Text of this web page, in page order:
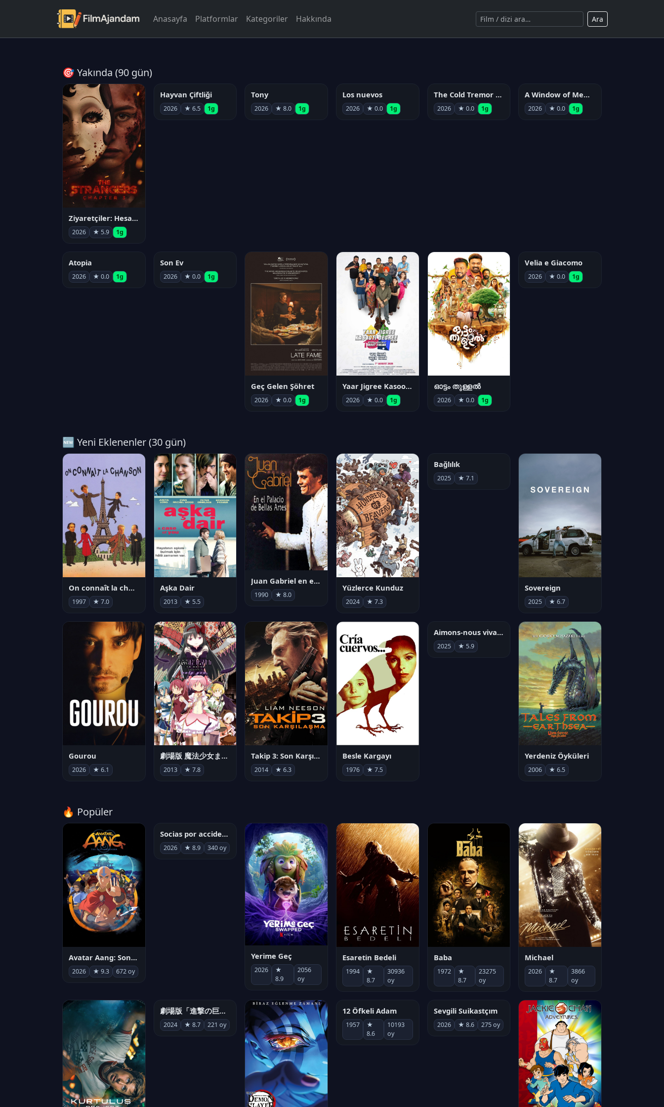
Anasayfa Platformlar Kategoriler Hakkında Ara
🎯 Yakında (90 gün)
Ziyaretçiler: Hesaplaşma
2026 ★ 5.9 1g
Hayvan Çiftliği
2026 ★ 6.5 1g
Tony
2026 ★ 8.0 1g
Los nuevos
2026 ★ 0.0 1g
The Cold Tremor Experiment
2026 ★ 0.0 1g
A Window of Memories
2026 ★ 0.0 1g
Atopia
2026 ★ 0.0 1g
Son Ev
2026 ★ 0.0 1g
Geç Gelen Şöhret
2026 ★ 0.0 1g
Yaar Jigree Kasooti Degree
2026 ★ 0.0 1g
ഓട്ടം തുള്ളൽ
2026 ★ 0.0 1g
Velia e Giacomo
2026 ★ 0.0 1g
🆕 Yeni Eklenenler (30 gün)
On connaît la chanson
1997 ★ 7.0
Aşka Dair
2013 ★ 5.5
Juan Gabriel en el Palacio de Bellas Artes
1990 ★ 8.0
Yüzlerce Kunduz
2024 ★ 7.3
Bağlılık
2025 ★ 7.1
Sovereign
2025 ★ 6.7
Gourou
2026 ★ 6.1
劇場版 魔法少女まどか☆マギカ[新編]叛逆の物語
2013 ★ 7.8
Takip 3: Son Karşılaşma
2014 ★ 6.3
Besle Kargayı
1976 ★ 7.5
Aimons-nous vivants
2025 ★ 5.9
Yerdeniz Öyküleri
2006 ★ 6.5
🔥 Popüler
Avatar Aang: Son Havabükücü
2026 ★ 9.3 672 oy
Socias por accidente
2026 ★ 8.9 340 oy
Yerime Geç
2026
★
8.9
2056
oy
Esaretin Bedeli
1994
★
8.7
30936
oy
Baba
1972
★
8.7
23275
oy
Michael
2026
★
8.7
3866
oy
劇場版「進撃の巨人」完結編 THE LAST ATTACK
2024 ★ 8.7 221 oy
12 Öfkeli Adam
1957
★
8.6
10193
oy
Sevgili Suikastçım
2026 ★ 8.6 275 oy